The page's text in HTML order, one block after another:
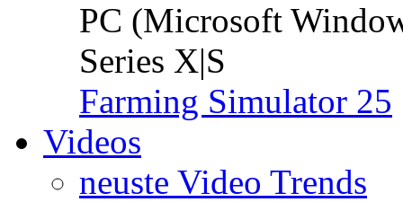
PC (Microsoft
Series X|S
Farming Simulator 25
Videos
neuste Video Trends